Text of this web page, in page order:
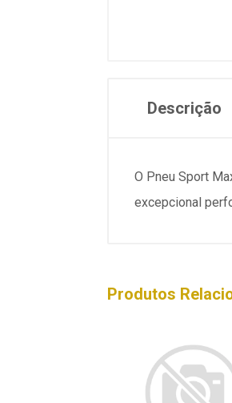
Descrição
O Pneu Sport
excepcional
Produtos